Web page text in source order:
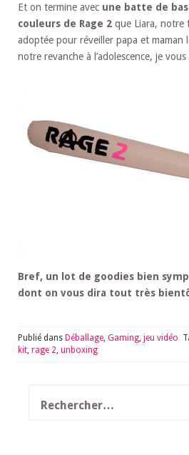
Et on termine avec une batte de
couleurs de Rage 2 que Liara, notre
adoptée pour réveiller papa et maman
notre revanche à l’adolescence, je
Bref, un lot de goodies bien
dont on vous dira tout très
Publié dans Déballage, Gaming, jeu vidéo
kit, rage 2, unboxing